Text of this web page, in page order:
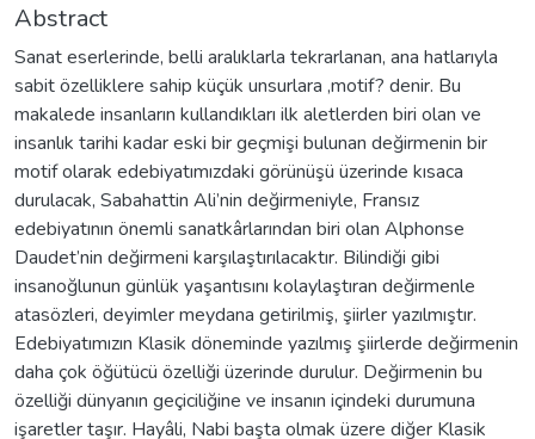
Abstract
Sanat eserlerinde, belli aralıklarla tekrarlanan, ana hatlarıyla
sabit özelliklere sahip küçük unsurlara ‚motif? denir. Bu
makalede insanların kullandıkları ilk aletlerden biri olan ve
insanlık tarihi kadar eski bir geçmişi bulunan değirmenin bir
motif olarak edebiyatımızdaki görünüşü üzerinde kısaca
durulacak, Sabahattin Ali’nin değirmeniyle, Fransız
edebiyatının önemli sanatkârlarından biri olan Alphonse
Daudet’nin değirmeni karşılaştırılacaktır. Bilindiği gibi
insanoğlunun günlük yaşantısını kolaylaştıran değirmenle
atasözleri, deyimler meydana getirilmiş, şiirler yazılmıştır.
Edebiyatımızın Klasik döneminde yazılmış şiirlerde değirmenin
daha çok öğütücü özelliği üzerinde durulur. Değirmenin bu
özelliği dünyanın geçiciliğine ve insanın içindeki durumuna
işaretler taşır. Hayâli, Nabi başta olmak üzere diğer Klasik